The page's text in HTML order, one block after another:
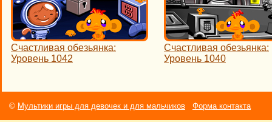
Счастливая обезьянка:
Уровень 1042
Счастливая обезьянка:
Уровень 1040
© Мультики игры для девочек и для мальчиков Форма контакта